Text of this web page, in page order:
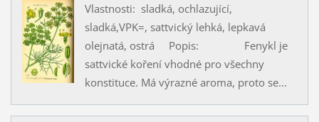
Vlastnosti: sladká, ochlazující,
sladká,VPK=, sattvický lehká, lepkavá
olejnatá, ostrá Popis: Fenykl je
sattvické koření vhodné pro všechny
konstituce. Má výrazné aroma, proto se...